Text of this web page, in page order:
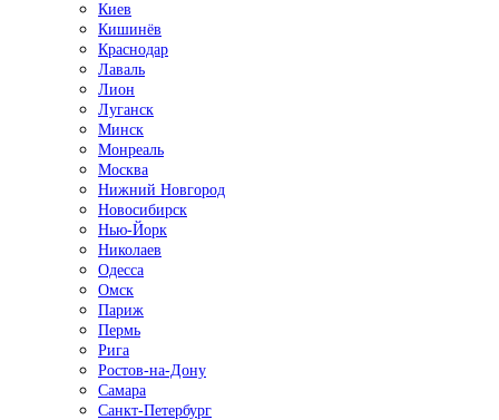
Киев
Кишинёв
Краснодар
Лаваль
Лион
Луганск
Минск
Монреаль
Москва
Нижний Новгород
Новосибирск
Нью-Йорк
Николаев
Одесса
Омск
Париж
Пермь
Рига
Ростов-на-Дону
Самара
Санкт-Петербург